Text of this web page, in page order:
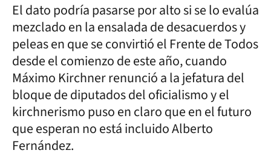
El dato podría pasarse por alto si se lo evalúa
mezclado en la ensalada de desacuerdos y
peleas en que se convirtió el Frente de Todos
desde el comienzo de este año, cuando
Máximo Kirchner renunció a la jefatura del
bloque de diputados del oficialismo y el
kirchnerismo puso en claro que en el futuro
que esperan no está incluido Alberto
Fernández.